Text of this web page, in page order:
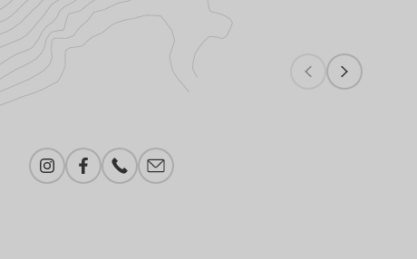
InstagramFacebook電話番号メール追加